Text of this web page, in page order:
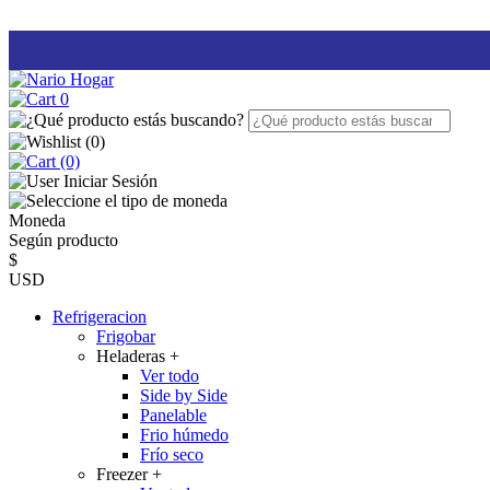
0
(0)
(0)
Iniciar Sesión
Moneda
Según producto
$
USD
Refrigeracion
Frigobar
Heladeras +
Ver todo
Side by Side
Panelable
Frio húmedo
Frío seco
Freezer+